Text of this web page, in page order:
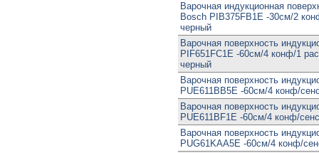
Варочная индукционная
Bosch PIB375FB1E -30см/2
черный
Варочная поверхность
PIF651FC1E -60см/4 конф/1
черный
Варочная поверхность
PUE611BB5E -60см/4 конф/
Варочная поверхность
PUE611BF1E -60см/4 конф/
Варочная поверхность
PUG61KAA5E -60см/4 конф/